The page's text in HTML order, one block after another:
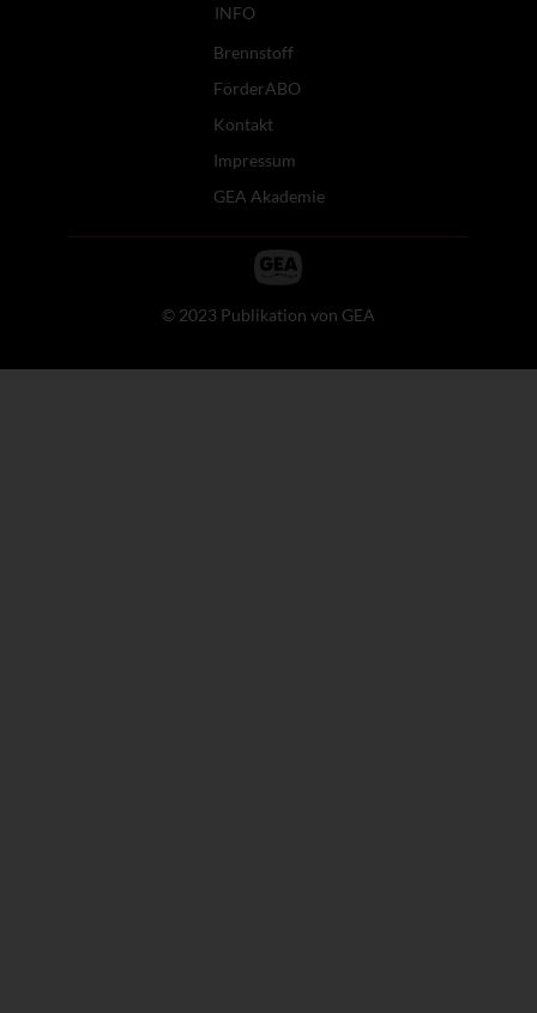
INFO
Brennstoff
FörderABO
Kontakt
Impressum
GEA Akademie
© 2023 Publikation von GEA